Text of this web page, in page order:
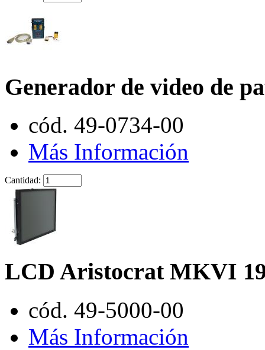
Generador de video de
cód. 49-0734-00
Más Información
Cantidad:
LCD Aristocrat MKVI
cód. 49-5000-00
Más Información